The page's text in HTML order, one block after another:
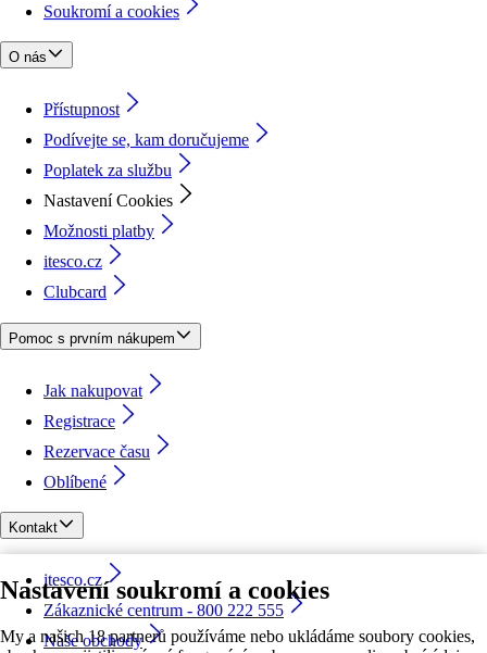
Nastavení soukromí a cookies
My a našich 18 partnerů používáme nebo ukládáme soubory cookies,
Soukromí a cookies
O nás
Přístupnost
Podívejte se, kam doručujeme
Poplatek za službu
Nastavení Cookies
Možnosti platby
itesco.cz
Clubcard
Pomoc s prvním nákupem
Jak nakupovat
Registrace
Rezervace času
Oblíbené
Kontakt
itesco.cz
Zákaznické centrum - 800 222 555
Naše obchody